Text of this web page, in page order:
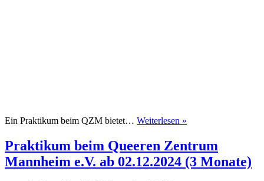
Ein Praktikum beim QZM bietet… Weiterlesen »
Queeren
Zentrum
Mannheim
Praktikum beim Queeren Zentrum
Mannheim e.V. ab 02.12.2024 (3 Monate)